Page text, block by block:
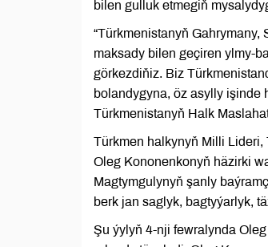
bilen gulluk etmegiň
“Türkmenistanyň
maksady bilen geçiren ylmy-
görkezdiňiz. Biz
bolandygyna, öz asylly işinde
Türkmenistanyň Halk
Türkmen halkynyň Milli
Oleg Kononenkonyň häzirki
Magtymgulynyň şanly
berk jan saglyk, bagtyýarlyk,
Şu ýylyň 4-nji fewralynda